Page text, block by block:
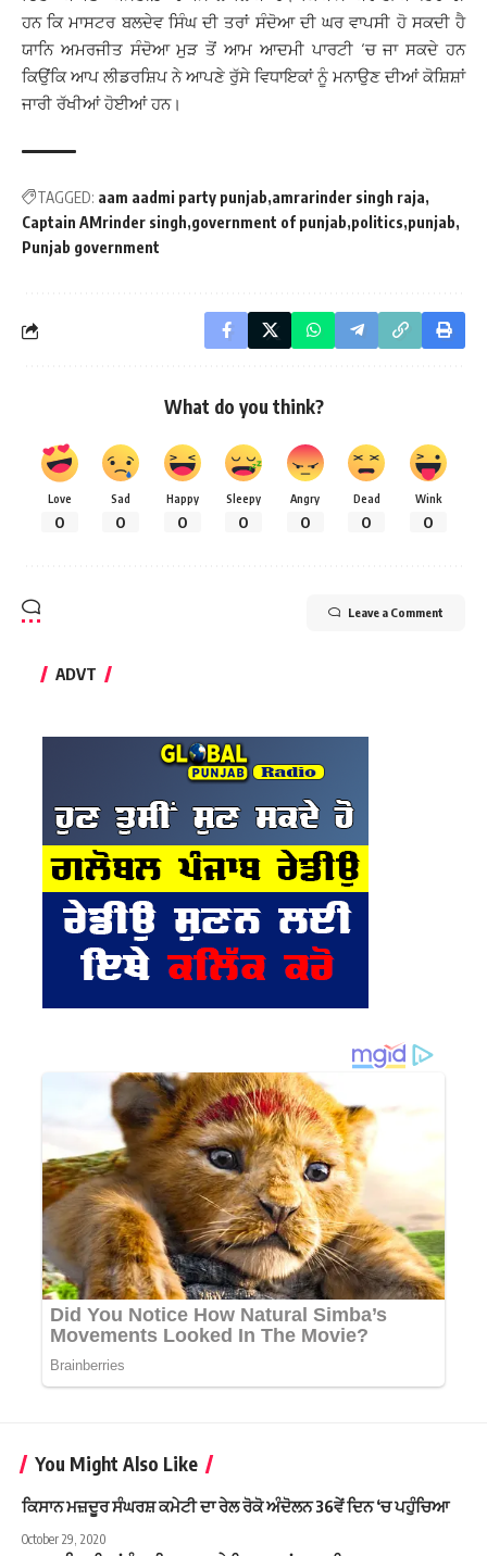
ਹਨ ਕਿ ਮਾਸਟਰ ਬਲਦੇਵ ਸਿੰਘ ਦੀ ਤਰਾਂ ਸੰਦੋਆ ਦੀ ਘਰ ਵਾਪਸੀ ਹੋ ਸਕਦੀ ਹੈ
ਯਾਨਿ ਅਮਰਜੀਤ ਸੰਦੋਆ ਮੁੜ ਤੋਂ ਆਮ ਆਦਮੀ ਪਾਰਟੀ ‘ਚ ਜਾ ਸਕਦੇ ਹਨ
ਕਿਉਂਕਿ ਆਪ ਲੀਡਰਸ਼ਿਪ ਨੇ ਆਪਣੇ ਰੁੱਸੇ ਵਿਧਾਇਕਾਂ ਨੂੰ ਮਨਾਉਣ ਦੀਆਂ ਕੋਸ਼ਿਸ਼ਾਂ
ਜਾਰੀ ਰੱਖੀਆਂ ਹੋਈਆਂ ਹਨ।
TAGGED: aam aadmi party punjab amrarinder singh raja
Captain AMrinder singh government of punjab politics punjab
Punjab government
What do you think?
Love
0
Sad
0
Happy
0
Sleepy
0
Angry
0
Dead
0
Wink
0
Leave a Comment
ADVT
You Might Also Like
ਕਿਸਾਨ ਮਜ਼ਦੂਰ ਸੰਘਰਸ਼ ਕਮੇਟੀ ਦਾ ਰੇਲ ਰੋਕੋ ਅੰਦੋਲਨ 36ਵੇਂ ਦਿਨ ‘ਚ ਪਹੁੰਚਿਆ
October 29, 2020